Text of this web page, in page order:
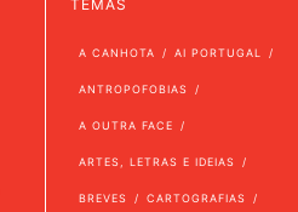
TEMAS
A CANHOTA AI PORTUGAL
ANTROPOFOBIAS
A OUTRA FACE
ARTES, LETRAS E IDEIAS
BREVES CARTOGRAFIAS